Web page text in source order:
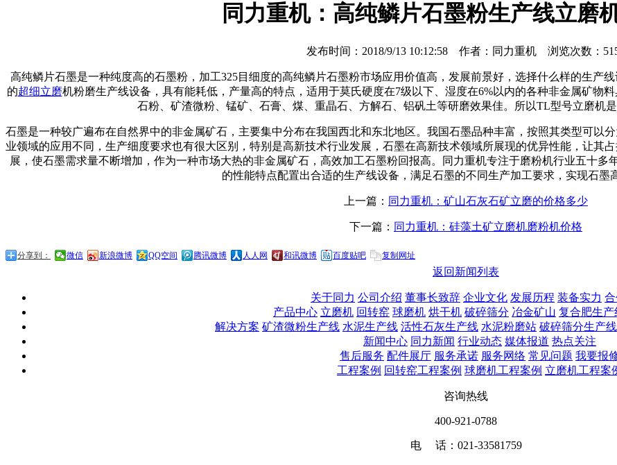
同力重机：高纯鳞片石墨粉生产线立磨
发布时间：2018/9/13 10:12:58 作者：同力重机 浏览次数：
高纯鳞片石墨是一种纯度高的石墨粉，加工325目细度的高纯鳞片石墨粉市场应用价值高，发展前景好，选择什么样的生产
的超细立磨机粉磨生产线设备，具有能耗低，产量高的特点，适用于莫氏硬度在7级以下、湿度在6%以内的各种非金属矿物
石粉、矿渣微粉、锰矿、石膏、煤、重晶石、方解石、铝矾土等研磨效果佳。所以TL型号立磨机
石墨是一种较广遍布在自然界中的非金属矿石，主要集中分布在我国西北和东北地区。我国石墨品种丰富，按照其类型可以
业领域的应用不同，生产细度要求也有很大区别，特别是高新技术行业发展，石墨在高新技术领域所展现的优异性能，让其
展，使石墨需求量不断增加，作为一种市场大热的非金属矿石，高效加工石墨粉回报高。同力重机专注于磨粉机行业五十
的性能特点配置出合适的生产线设备，满足石墨的不同生产加工要求，实现石墨
上一篇： 同力重机：矿山石灰石矿立磨的价格多少
下一篇： 同力重机：硅藻土矿立磨机磨粉机价格
分享到： 微信 新浪微博 QQ空间 腾讯微博 人人网 和讯微博 百度贴吧 复制网址
返回新闻列表
关于同力 公司介绍 董事长致辞 企业文化 发展历程 装备实力
产品中心 立磨机 回转窑 球磨机 烘干机 破碎筛分 冶金矿山 复合肥生产
解决方案 矿渣微粉生产线 水泥生产线 活性石灰生产线 水泥粉磨站 破碎筛分生产线
新闻中心 同力新闻 行业动态 媒体报道 热点关注
售后服务 配件展厅 服务承诺 服务网络 常见问题 我要报
工程案例 回转窑工程案例 球磨机工程案例 立磨机工程案
咨询热线
400-921-0788
电 话：021-33581759